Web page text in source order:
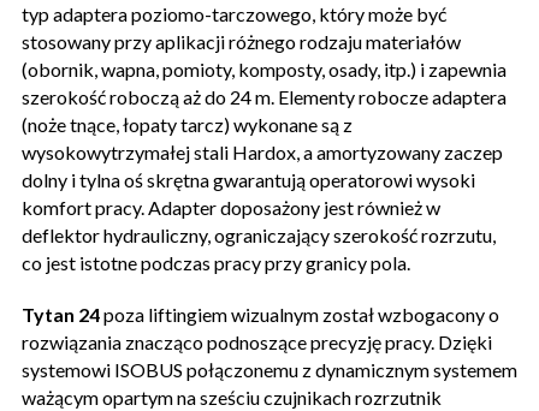
typ adaptera poziomo-tarczowego, który może być
stosowany przy aplikacji różnego rodzaju materiałów
(obornik, wapna, pomioty, komposty, osady, itp.) i zapewnia
szerokość roboczą aż do 24 m. Elementy robocze adaptera
(noże tnące, łopaty tarcz) wykonane są z
wysokowytrzymałej stali Hardox, a amortyzowany zaczep
dolny i tylna oś skrętna gwarantują operatorowi wysoki
komfort pracy. Adapter doposażony jest również w
deflektor hydrauliczny, ograniczający szerokość rozrzutu,
co jest istotne podczas pracy przy granicy pola.
Tytan 24poza liftingiem wizualnym został wzbogacony o
rozwiązania znacząco podnoszące precyzję pracy. Dzięki
systemowi ISOBUS połączonemu z dynamicznym systemem
ważącym opartym na sześciu czujnikach rozrzutnik